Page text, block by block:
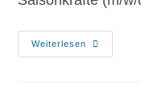
Weiterlesen